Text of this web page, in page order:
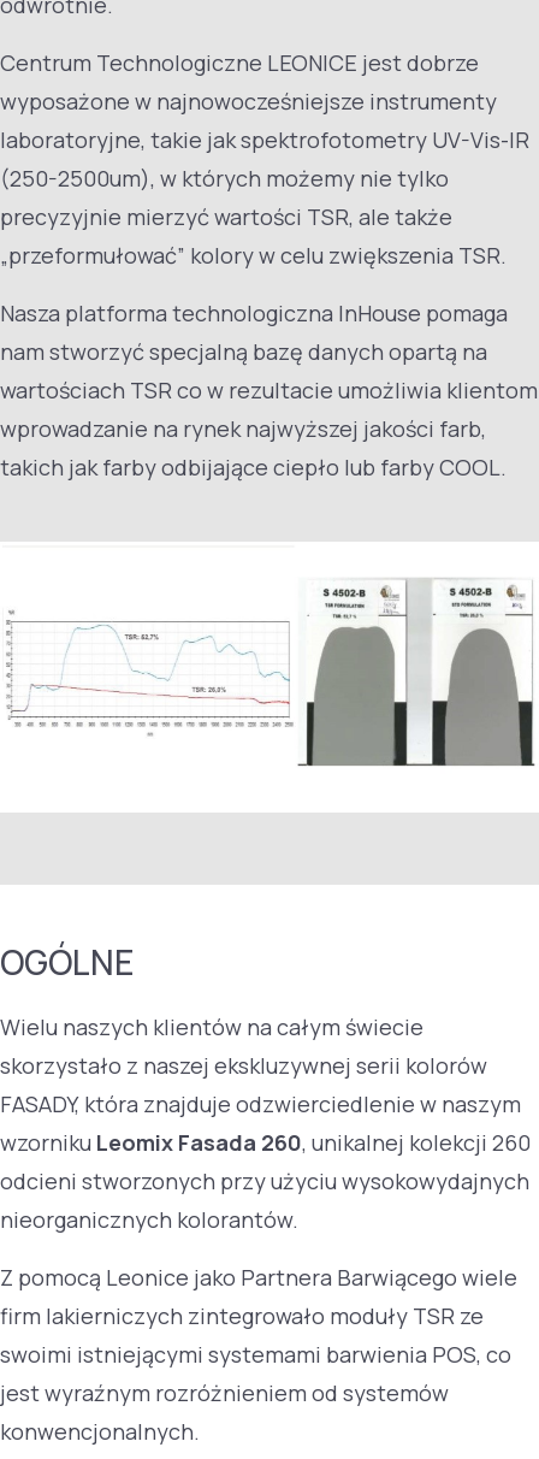
Centrum Technologiczne LEONICE jest dobrze
wyposażone w najnowocześniejsze instrumenty
laboratoryjne, takie jak spektrofotometry UV-Vis-IR
(250-2500um), w których możemy nie tylko
precyzyjnie mierzyć wartości TSR, ale także
„przeformułować” kolory w celu zwiększenia TSR.
Nasza platforma technologiczna InHouse pomaga
nam stworzyć specjalną bazę danych opartą na
wartościach TSR co w rezultacie umożliwia klientom
wprowadzanie na rynek najwyższej jakości farb,
takich jak farby odbijające ciepło lub farby COOL.
OGÓLNE
Wielu naszych klientów na całym świecie
skorzystało z naszej ekskluzywnej serii kolorów
FASADY, która znajduje odzwierciedlenie w naszym
wzorniku Leomix Fasada 260, unikalnej kolekcji 260
odcieni stworzonych przy użyciu wysokowydajnych
nieorganicznych kolorantów.
Z pomocą Leonice jako Partnera Barwiącego wiele
firm lakierniczych zintegrowało moduły TSR ze
swoimi istniejącymi systemami barwienia POS, co
jest wyraźnym rozróżnieniem od systemów
konwencjonalnych.